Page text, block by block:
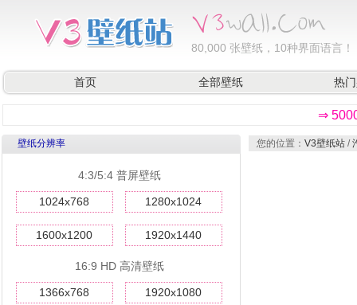
80,000 张壁纸，10种界面语言！
首页 全部壁纸 热
⇒
壁纸分辨率
4:3/5:4 普屏壁纸
1024x768 1280x1024
1600x1200 1920x1440
16:9 HD 高清壁纸
1366x768 1920x1080
您的位置： V3壁纸站 /